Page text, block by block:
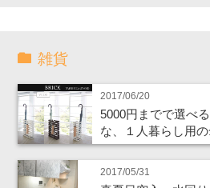
雑貨
2017/06/20
5000円までで選べ
な、１人暮らし用
2017/05/31